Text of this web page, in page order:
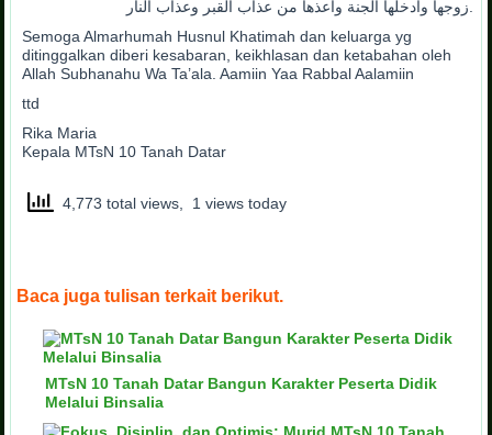
زوجها وأدخلها الجنة وأعذها من عذاب القبر وعذاب النار.
Semoga Almarhumah Husnul Khatimah dan keluarga yg
ditinggalkan diberi kesabaran, keikhlasan dan ketabahan oleh
Allah Subhanahu Wa Ta’ala. Aamiin Yaa Rabbal Aalamiin
ttd
Rika Maria
Kepala MTsN 10 Tanah Datar
4,773 total views, 1 views today
Baca juga tulisan terkait berikut.
MTsN 10 Tanah Datar Bangun Karakter Peserta Didik
Melalui Binsalia